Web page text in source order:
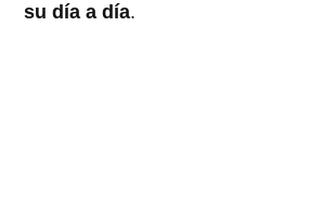
su día a día.